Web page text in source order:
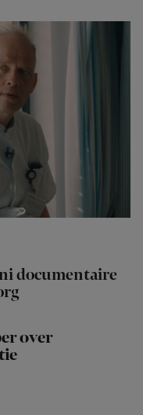
documentaire
over